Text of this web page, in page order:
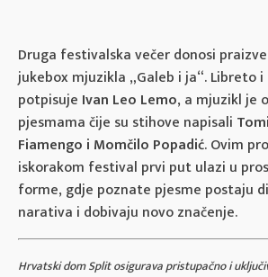
Druga festivalska večer donosi
jukebox mjuzikla „Galeb i ja“. Libreto i
potpisuje Ivan Leo Lemo, a mjuzikl je
pjesmama čije su stihove napisali
Fiamengo i Momčilo Popadić. Ovim
iskorakom festival prvi put ulazi u
forme, gdje poznate pjesme postaju
narativa i dobivaju novo značenje.
Hrvatski dom Split osigurava pristupačno i